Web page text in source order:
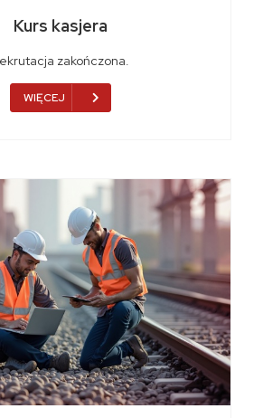
Kurs kasjera
zakończona.
WIĘCEJ